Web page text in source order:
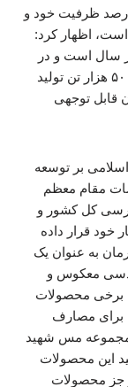
مشکلاتی از جمله تامین مواد اولیه با ۴۰ درصد ظرفیت خود و
است، اظهار کرد:
مجموعه ۳۲ هزار تن در سال است و در
صورتی که به ۱۰۰ درصد ظرفیت برسد، بیش از ۵۰ هزار تن تولید
قابل توجهی
بر توسعه
مقام معظم
کل کشور و
خود قرار داده
به عنوان یک
معکوس و
برخی محصولات
برای مصارف
مجموعه مس شهید
این محصولات
جز محصولات